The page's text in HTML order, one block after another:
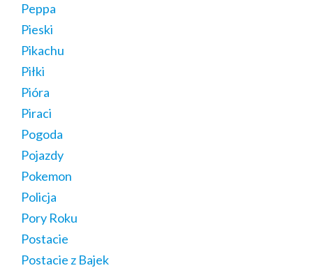
Peppa
Pieski
Pikachu
Piłki
Pióra
Piraci
Pogoda
Pojazdy
Pokemon
Policja
Pory Roku
Postacie
Postacie z Bajek